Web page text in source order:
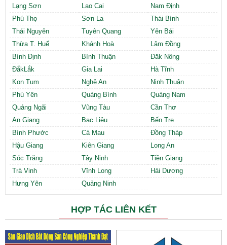
Lạng Sơn
Lao Cai
Nam Định
Phú Thọ
Sơn La
Thái Bình
Thái Nguyên
Tuyên Quang
Yên Bái
Thừa T. Huế
Khánh Hoà
Lâm Đồng
Bình Định
Bình Thuận
Đăk Nông
ĐắkLắk
Gia Lai
Hà Tĩnh
Kon Tum
Nghệ An
Ninh Thuận
Phú Yên
Quảng Bình
Quảng Nam
Quảng Ngãi
Vũng Tàu
Cần Thơ
An Giang
Bạc Liêu
Bến Tre
Bình Phước
Cà Mau
Đồng Tháp
Hậu Giang
Kiên Giang
Long An
Sóc Trăng
Tây Ninh
Tiền Giang
Trà Vinh
Vĩnh Long
Hải Dương
Hưng Yên
Quảng Ninh
HỢP TÁC LIÊN KẾT